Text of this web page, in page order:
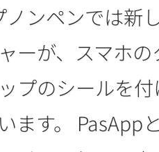
ンペンでは新
ーが、スマホ
プのシールを
ます。 PasApp